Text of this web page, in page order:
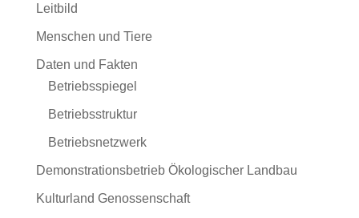
Leitbild
Menschen und Tiere
Daten und Fakten
Betriebsspiegel
Betriebsstruktur
Betriebsnetzwerk
Demonstrationsbetrieb Ökologischer Landbau
Kulturland Genossenschaft